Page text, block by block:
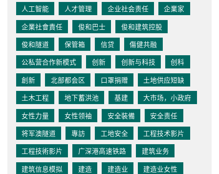
人工智能
人才管理 企业社会责任
企業家
企業社會責任
俊和巴士
俊和建筑控股
俊和隧道
保管箱 信贷
傷健共融
公私营合作新模式
创新 创新与科技
创科
創新
北部都会区 口罩捐赠
土地供应短缺
土木工程
地下蓄洪池 基建
大市场，小政府
女性力量
女性领袖 安全裝備
安全责任
将军澳隧道
專訪 工地安全
工程技术影片
工程技術影片
广深港高速铁路
建筑业务
建筑信息模拟
建造 建造业
建造业女性